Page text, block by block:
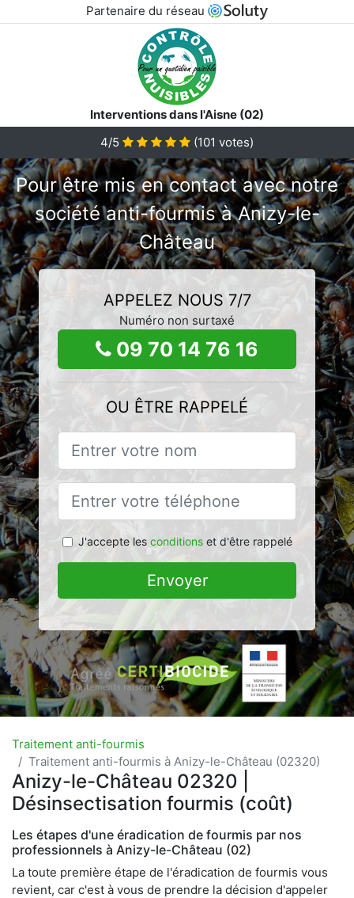
Partenaire du réseau
Interventions dans l'Aisne (02)
4/5
(101 votes)
Pour être mis en contact avec notre
société anti-fourmis à Anizy-le-
Château
APPELEZ NOUS 7/7
Numéro non surtaxé
09 70 14 76 16
OU ÊTRE RAPPELÉ
J'accepte les conditionset d'être rappelé
Envoyer
Traitement anti-fourmis
Traitement anti-fourmis à Anizy-le-Château (02320)
Anizy-le-Château 02320 |
Désinsectisation fourmis (coût)
Les étapes d'une éradication de fourmis par nos
professionnels à Anizy-le-Château (02)
La toute première étape de l'éradication de fourmis vous
revient, car c'est à vous de prendre la décision d'appeler